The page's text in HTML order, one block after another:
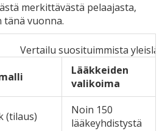
merkittävästä pelaajasta,
vuonna.
Vertailu suosituimmista
Lääkkeiden
valikoima
(tilaus)
Noin 150
lääkeyhdistystä